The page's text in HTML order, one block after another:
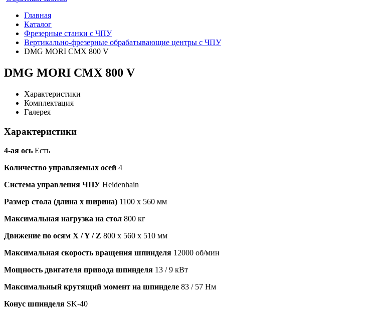
Главная
Каталог
Фрезерные станки с ЧПУ
Вертикально-фрезерные обрабатывающие центры с ЧПУ
DMG MORI CMX 800 V
DMG MORI CMX 800 V
Характеристики
Комплектация
Галерея
Характеристики
4-ая ось Есть
Количество управляемых осей 4
Система управления ЧПУ Heidenhain
Размер стола (длина х ширина) 1100 х 560 мм
Максимальная нагрузка на стол 800 кг
Движение по осям X / Y / Z 800 х 560 х 510 мм
Максимальная скорость вращения шпинделя 12000 об/мин
Мощность двигателя привода шпинделя 13 / 9 кВт
Максимальный крутящий момент на шпинделе 83 / 57 Нм
Конус шпинделя SK-40